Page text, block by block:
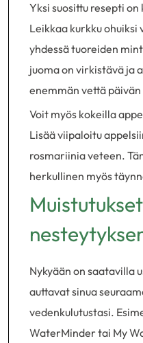
Yksi suosittu resepti
Leikkaa kurkku ohuiksi
yhdessä tuoreiden
juoma on virkistävä ja
enemmän vettä
Voit myös kokeilla
Lisää viipaloitu
rosmariinia veteen.
herkullinen myös
Nykyään on saatavilla
auttavat sinua
vedenkulutustasi.
WaterMinder tai My